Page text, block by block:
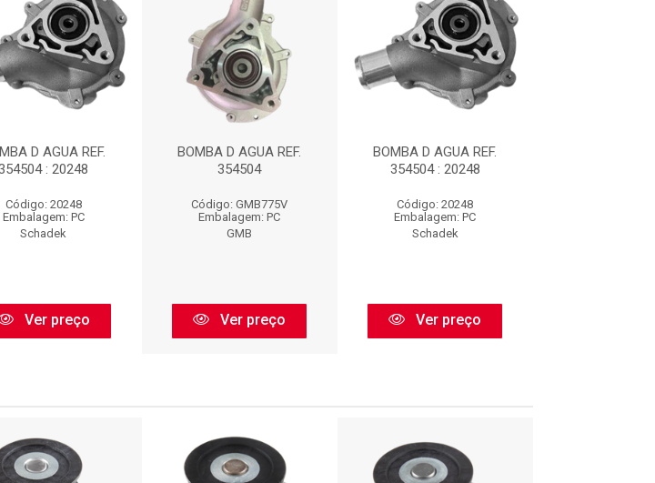
D AGUA REF.
: 20248
Código: 20248
Embalagem: PC
Schadek
Ver preço
BOMBA D AGUA REF.
354504
Código: GMB775V
Embalagem: PC
GMB
Ver preço
BOMBA D AGUA REF.
354504 : 20248
Código: 20248
Embalagem: PC
Schadek
Ver preço